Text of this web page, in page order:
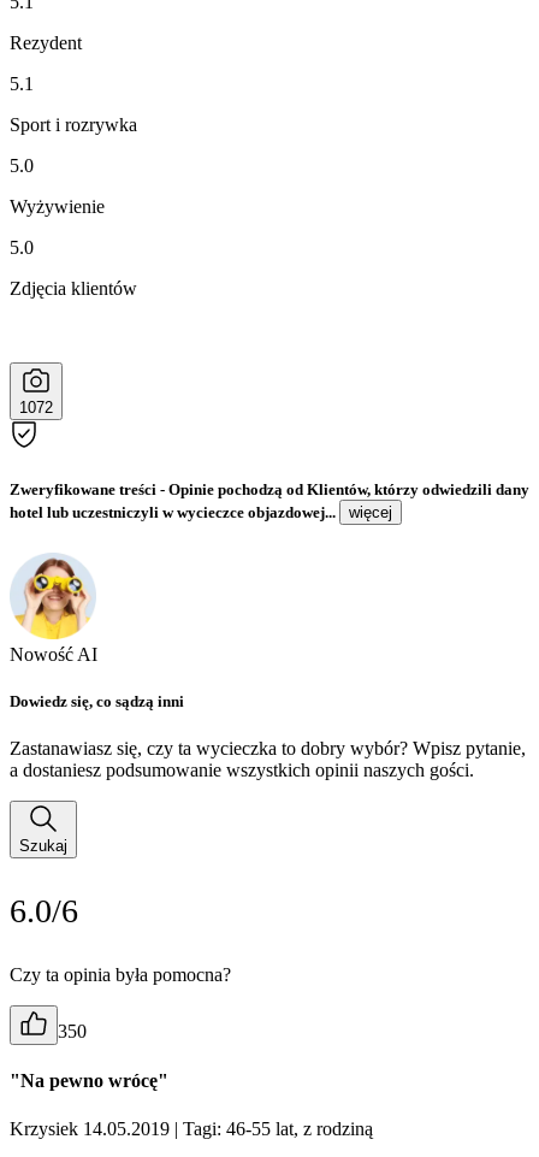
Rezydent
5.1
Sport i rozrywka
5.0
Wyżywienie
5.0
Zdjęcia klientów
1072
Zweryfikowane treści - Opinie pochodzą od Klientów, którzy odwiedzili dany
hotel lub uczestniczyli w wycieczce objazdowej...
więcej
Nowość AI
Dowiedz się, co sądzą inni
Zastanawiasz się, czy ta wycieczka to dobry wybór? Wpisz pytanie,
a dostaniesz podsumowanie wszystkich opinii naszych gości.
Szukaj
6.0/6
Czy ta opinia była pomocna?
350
"Na pewno wrócę"
Krzysiek 14.05.2019 | Tagi: 46-55 lat, z rodziną